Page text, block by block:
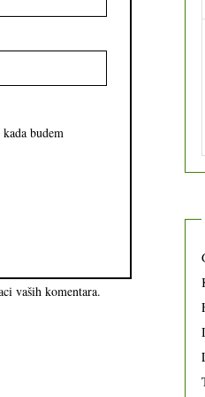
budem
vaših komentara.